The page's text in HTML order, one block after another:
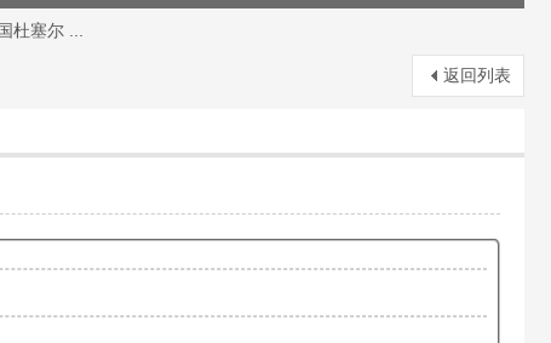
杜塞尔 ...
返回列表